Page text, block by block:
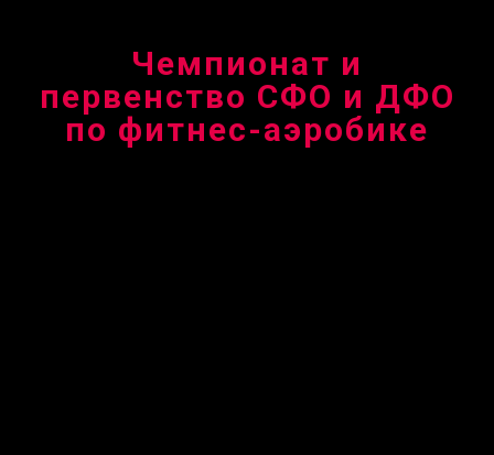
Чемпионат и
первенство СФО и ДФО
по фитнес-аэробике